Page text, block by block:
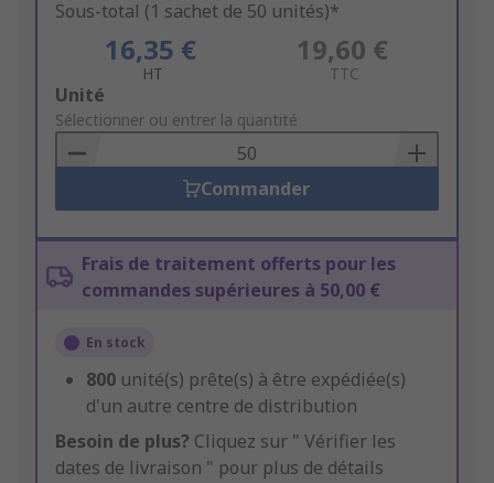
Sous-total (1 sachet de 50 unités)*
16,35 €
HT
19,60 €
TTC
Add
to
Basket
Unité
Sélectionner ou entrer la quantité
Commander
Frais de traitement offerts pour les
commandes supérieures à 50,00 €
En stock
800 unité(s) prête(s) à être expédiée(s)
d'un autre centre de distribution
Besoin de plus? Cliquez sur " Vérifier les
dates de livraison " pour plus de détails